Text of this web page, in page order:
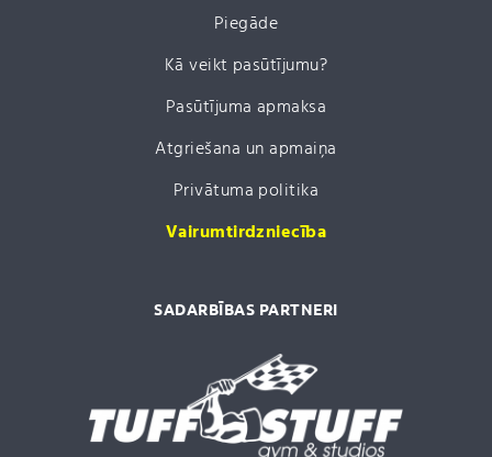
Piegāde
Kā veikt pasūtījumu?
Pasūtījuma apmaksa
Atgriešana un apmaiņa
Privātuma politika
Vairumtirdzniecība
SADARBĪBAS PARTNERI